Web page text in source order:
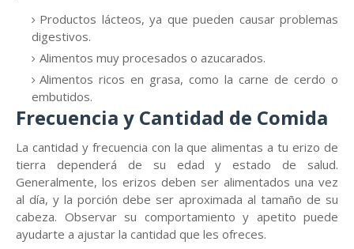
Productos lácteos, ya que pueden causar problemas
digestivos.
Alimentos muy procesados o azucarados.
Alimentos ricos en grasa, como la carne de cerdo o
embutidos.
Frecuencia y Cantidad de Comida
La cantidad y frecuencia con la que alimentas a tu erizo de
tierra dependerá de su edad y estado de salud.
Generalmente, los erizos deben ser alimentados una vez
al día, y la porción debe ser aproximada al tamaño de su
cabeza. Observar su comportamiento y apetito puede
ayudarte a ajustar la cantidad que les ofreces.